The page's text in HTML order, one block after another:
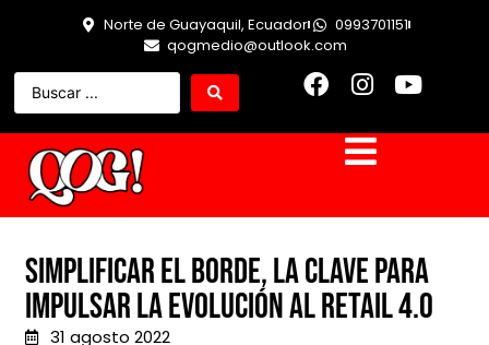
Norte de Guayaquil, Ecuador
0993701151
qogmedio@outlook.com
Simplificar el borde, la clave para
impulsar la evolución al Retail 4.0
31 agosto 2022